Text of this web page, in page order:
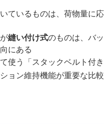
ているものは、荷物量に応
縫い付け式のものは、バッ
にある
使う「スタックベルト付き
ョン維持機能が重要な比較